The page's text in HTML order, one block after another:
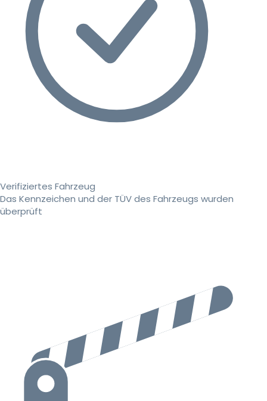
Verifiziertes Fahrzeug
Das Kennzeichen und der TÜV des Fahrzeugs wurden
überprüft